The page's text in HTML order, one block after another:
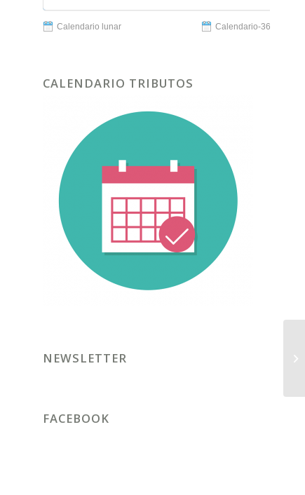
Calendario lunar Calendario-365.es
CALENDARIO TRIBUTOS
NEWSLETTER
FACEBOOK